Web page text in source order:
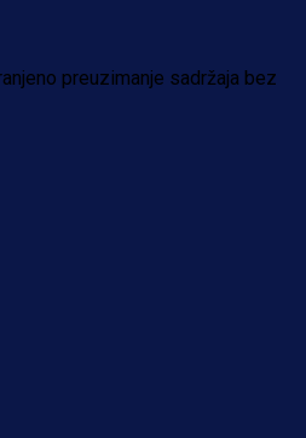
preuzimanje sadržaja bez